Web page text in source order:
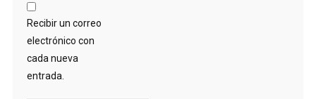
Recibir un correo
electrónico con
cada nueva
entrada.